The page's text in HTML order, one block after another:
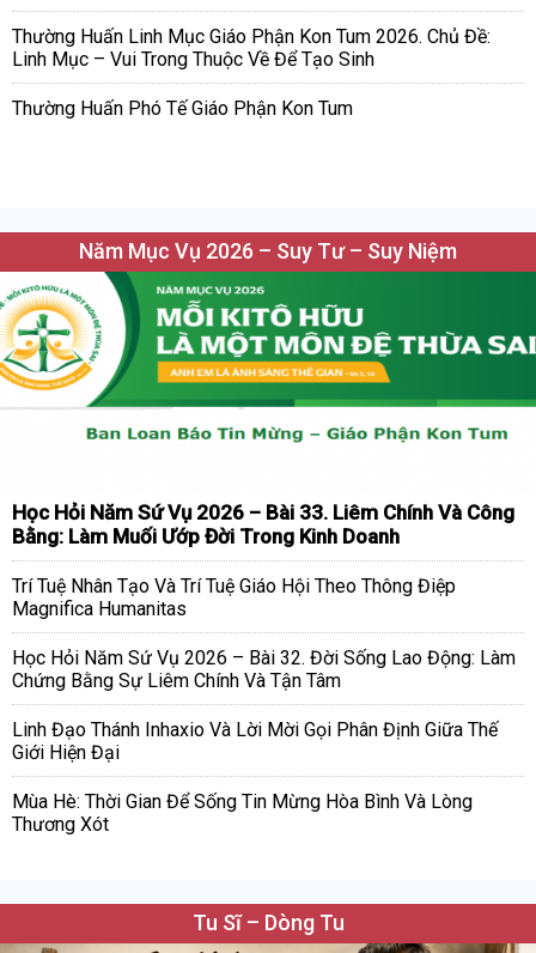
Thường Huấn Linh Mục Giáo Phận Kon Tum 2026. Chủ Đề:
Linh Mục – Vui Trong Thuộc Về Để Tạo Sinh
Thường Huấn Phó Tế Giáo Phận Kon Tum
Năm Mục Vụ 2026 – Suy Tư – Suy Niệm
Học Hỏi Năm Sứ Vụ 2026 – Bài 33. Liêm Chính Và Công
Bằng: Làm Muối Ướp Đời Trong Kinh Doanh
Trí Tuệ Nhân Tạo Và Trí Tuệ Giáo Hội Theo Thông Điệp
Magnifica Humanitas
Học Hỏi Năm Sứ Vụ 2026 – Bài 32. Đời Sống Lao Động: Làm
Chứng Bằng Sự Liêm Chính Và Tận Tâm
Linh Đạo Thánh Inhaxio Và Lời Mời Gọi Phân Định Giữa Thế
Giới Hiện Đại
Mùa Hè: Thời Gian Để Sống Tin Mừng Hòa Bình Và Lòng
Thương Xót
Tu Sĩ – Dòng Tu